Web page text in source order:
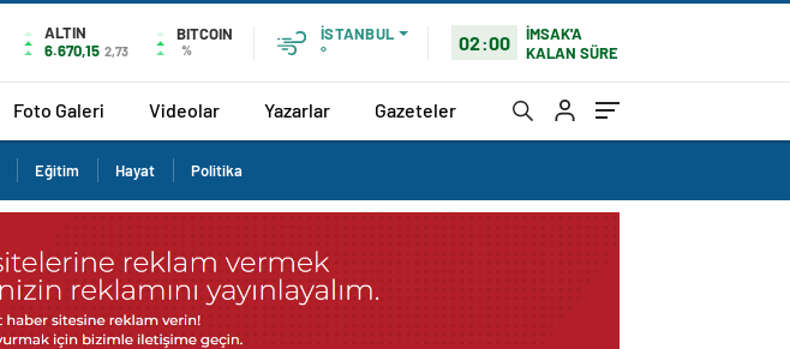
ALTIN
6.670,15 2,73
BITCOIN
%
İSTANBUL
°
02:00
İMSAK'A
KALAN SÜRE
Foto Galeri Videolar Yazarlar Gazeteler
Eğitim Hayat Politika